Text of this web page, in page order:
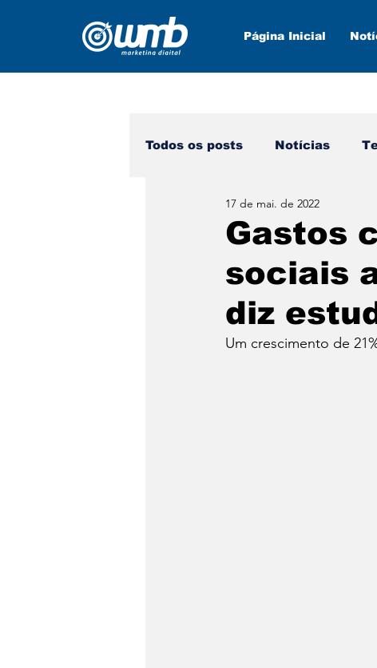
Página Inicial
Todos os posts Notícias
Marketing Digital
Gastos
sociais
diz
17 de mai. de 2022
Um crescimento de